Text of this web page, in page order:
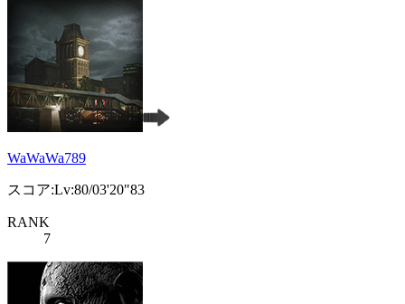
WaWaWa789
スコア:Lv:80/03'20"83
RANK
7